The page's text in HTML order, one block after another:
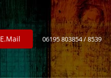
E.Mail 06195 803854 / 8539